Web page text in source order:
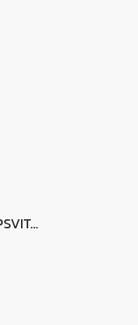
ฟิล์มกันรอยหน้าจอ PSVITA 1000 (สำหรับติดหน้าจอ เท่านั้น)